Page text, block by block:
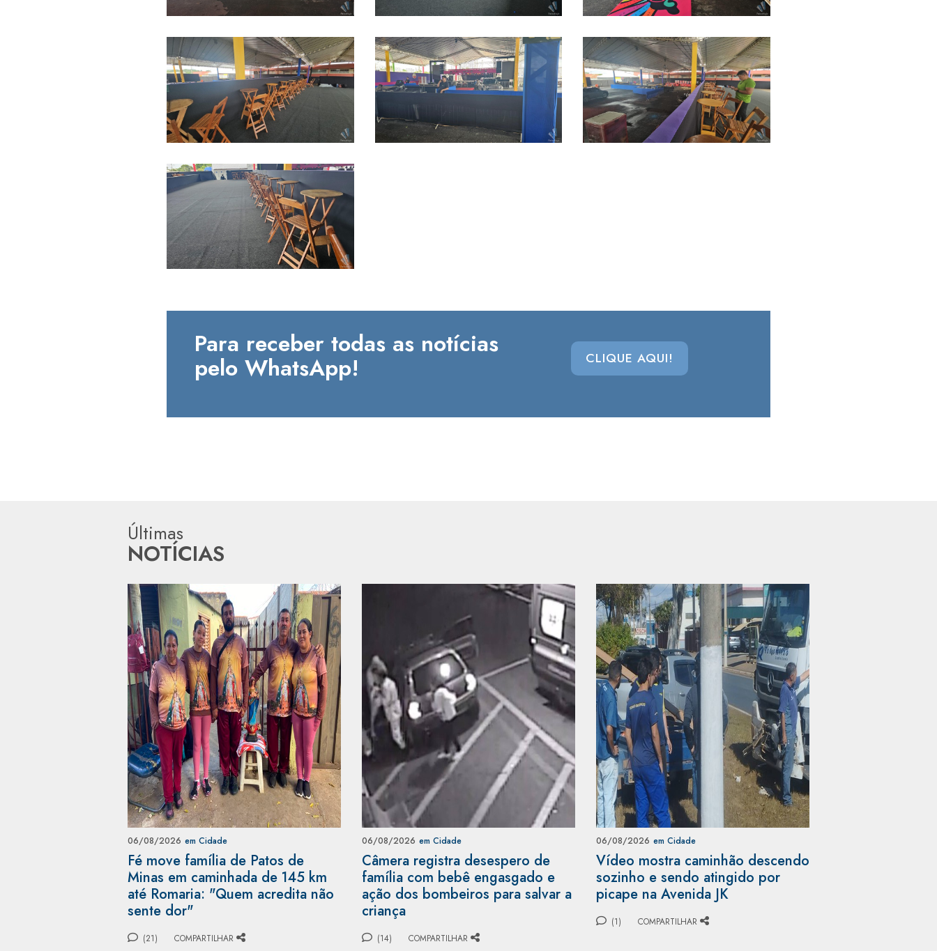
Para receber todas as notícias
pelo WhatsApp! CLIQUE AQUI!
Últimas
NOTÍCIAS
06/08/2026 em Cidade
Fé move família de Patos de
Minas em caminhada de 145 km
até Romaria: "Quem acredita não
sente dor"
(21) COMPARTILHAR
06/08/2026 em Cidade
Câmera registra desespero de
família com bebê engasgado e
ação dos bombeiros para salvar a
criança
(14) COMPARTILHAR
06/08/2026 em Cidade
Vídeo mostra caminhão descendo
sozinho e sendo atingido por
picape na Avenida JK
(1) COMPARTILHAR